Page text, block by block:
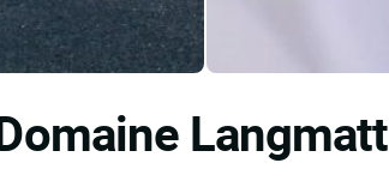
Langmatt